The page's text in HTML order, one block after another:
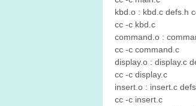
kbd.o : kbd.c defs.h
cc -c kbd.c
command.o :
cc -c command.c
display.o : display.c
cc -c display.c
insert.o : insert.c
cc -c insert.c